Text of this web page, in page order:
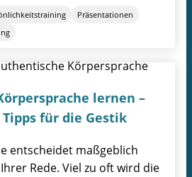
Präsentationen
lernen –
für die Gestik
entscheidet maßgeblich
Rede. Viel zu oft wird die